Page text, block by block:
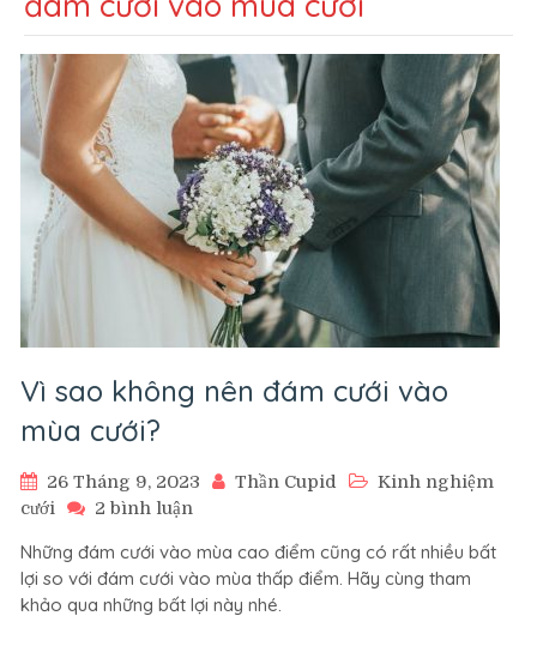
Vì sao không nên đám cưới vào
mùa cưới?
26 Tháng 9, 2023 Thần Cupid
Kinh nghiệm
cưới
2 bình luận
sao
không
nên
Những đám cưới vào mùa cao điểm cũng có rất nhiều bất
lợi so với đám cưới vào mùa thấp điểm. Hãy cùng tham
khảo qua những bất lợi này nhé.